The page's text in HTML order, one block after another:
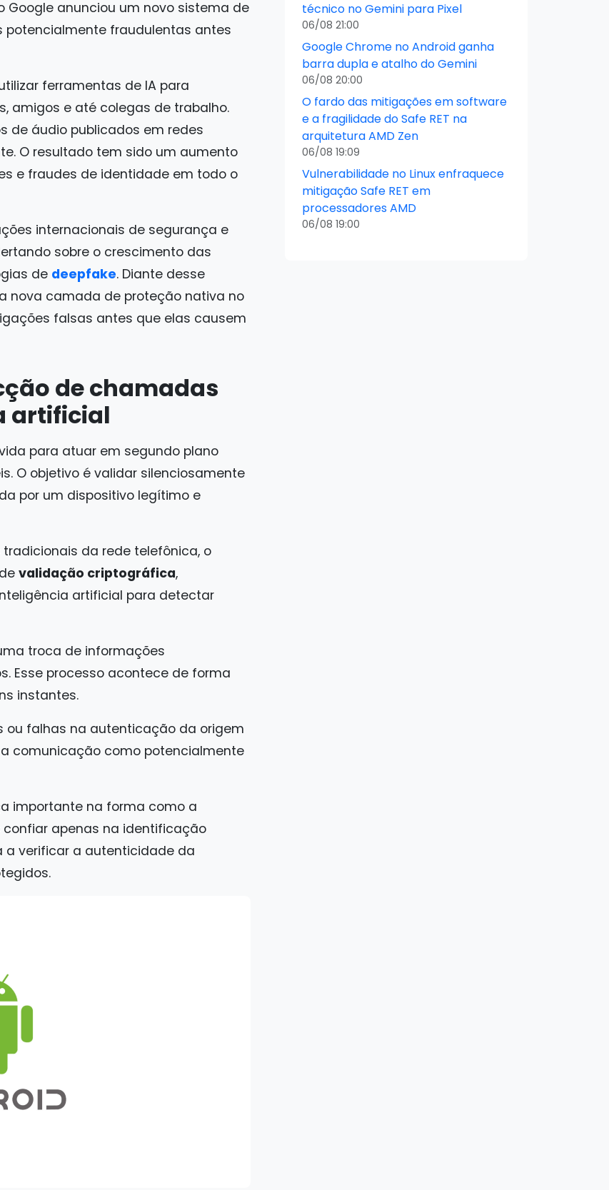
Google anunciou um novo sistema de
fraudulentas antes
ferramentas de IA para
amigos e até colegas de trabalho.
de áudio publicados em redes
O resultado tem sido um aumento
e fraudes de identidade em todo o
internacionais de segurança e
sobre o crescimento das
de deepfake. Diante desse
nova camada de proteção nativa no
falsas antes que elas causem
de chamadas
artificial
para atuar em segundo plano
O objetivo é validar silenciosamente
por um dispositivo legítimo e
da rede telefônica, o
validação criptográfica,
artificial para detectar
troca de informações
Esse processo acontece de forma
instantes.
ou falhas na autenticação da origem
comunicação como potencialmente
importante na forma como a
apenas na identificação
a verificar a autenticidade da
técnico no Gemini para Pixel
06/08 21:00
Google Chrome no Android ganha
barra dupla e atalho do Gemini
06/08 20:00
O fardo das mitigações em software
e a fragilidade do Safe RET na
arquitetura AMD Zen
06/08 19:09
Vulnerabilidade no Linux enfraquece
mitigação Safe RET em
processadores AMD
06/08 19:00